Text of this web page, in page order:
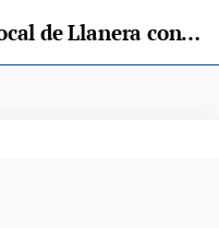
La Agencia de Desarrollo Local de Llanera consigue la certificación ISO 9001:2015